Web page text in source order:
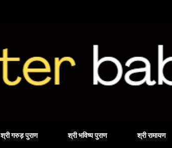
श्री गरुड़ पुराण श्री भविष्य पुराण श्री रामायण